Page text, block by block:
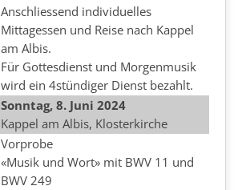
Anschliessend individuelles
Mittagessen und Reise nach Kappel
am Albis.
Für Gottesdienst und Morgenmusik
wird ein 4stündiger Dienst bezahlt.
Sonntag, 8. Juni 2024
Kappel am Albis, Klosterkirche
Vorprobe
«Musik und Wort» mit BWV 11 und
BWV 249